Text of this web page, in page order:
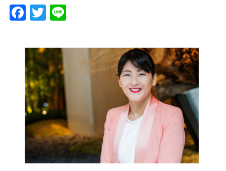
F
a
c
e
b
o
o
k
T
w
itt
er
e